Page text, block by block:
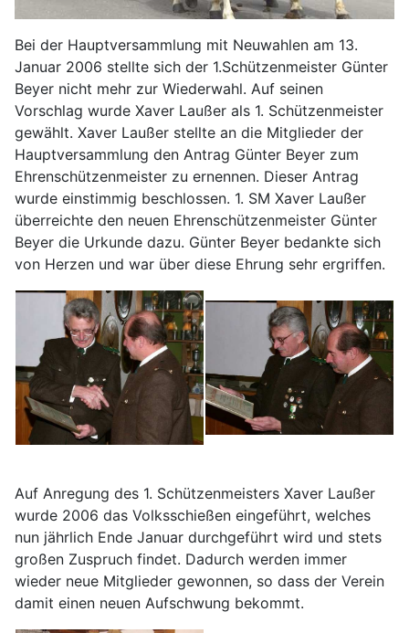
Bei der Hauptversammlung mit Neuwahlen am 13.
Januar 2006 stellte sich der 1.Schützenmeister Günter
Beyer nicht mehr zur Wiederwahl. Auf seinen
Vorschlag wurde Xaver Laußer als 1. Schützenmeister
gewählt. Xaver Laußer stellte an die Mitglieder der
Hauptversammlung den Antrag Günter Beyer zum
Ehrenschützenmeister zu ernennen. Dieser Antrag
wurde einstimmig beschlossen. 1. SM Xaver Laußer
überreichte den neuen Ehrenschützenmeister Günter
Beyer die Urkunde dazu. Günter Beyer bedankte sich
von Herzen und war über diese Ehrung sehr ergriffen.
Auf Anregung des 1. Schützenmeisters Xaver Laußer
wurde 2006 das Volksschießen eingeführt, welches
nun jährlich Ende Januar durchgeführt wird und stets
großen Zuspruch findet. Dadurch werden immer
wieder neue Mitglieder gewonnen, so dass der Verein
damit einen neuen Aufschwung bekommt.